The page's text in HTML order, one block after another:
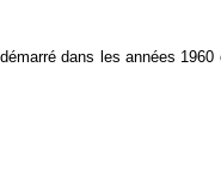
dans les années